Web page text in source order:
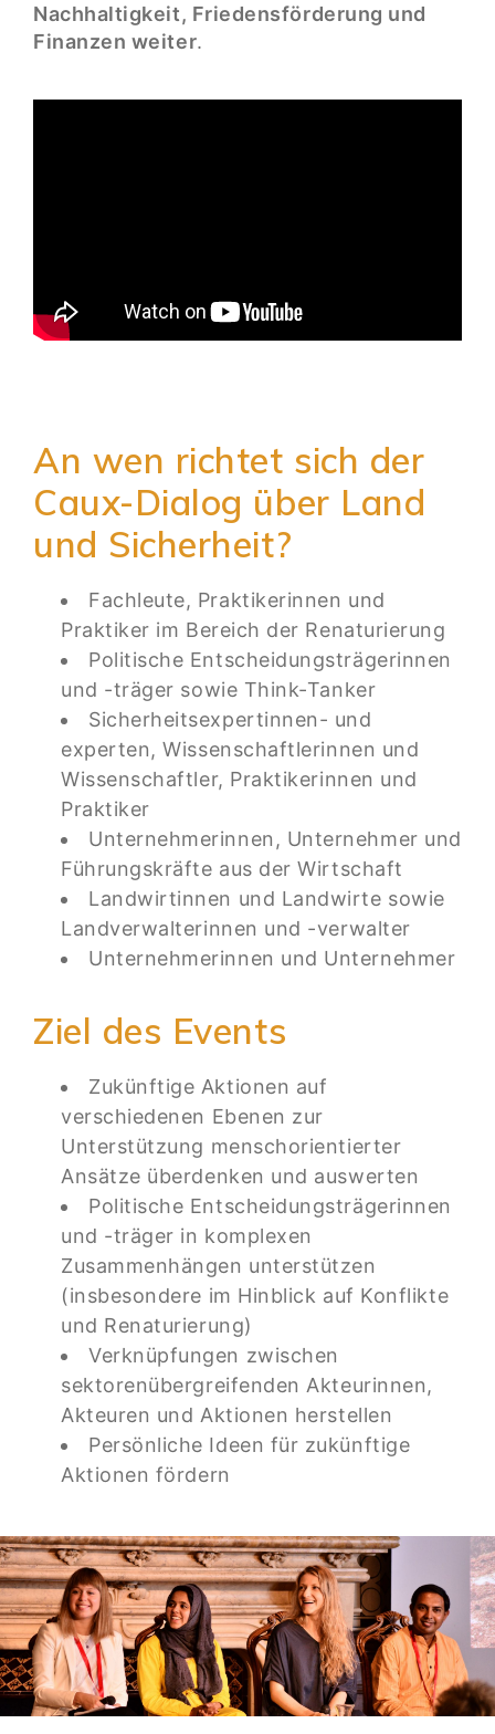
Nachhaltigkeit, Friedensförderung und
Finanzen weiter.
An wen richtet sich der
Caux-Dialog über Land
und Sicherheit?
Fachleute, Praktikerinnen und
Praktiker im Bereich der Renaturierung
Politische Entscheidungsträgerinnen
und -träger sowie Think-Tanker
Sicherheitsexpertinnen- und
experten, Wissenschaftlerinnen und
Wissenschaftler, Praktikerinnen und
Praktiker
Unternehmerinnen, Unternehmer und
Führungskräfte aus der Wirtschaft
Landwirtinnen und Landwirte sowie
Landverwalterinnen und -verwalter
Unternehmerinnen und Unternehmer
Ziel des Events
Zukünftige Aktionen auf
verschiedenen Ebenen zur
Unterstützung menschorientierter
Ansätze überdenken und auswerten
Politische Entscheidungsträgerinnen
und -träger in komplexen
Zusammenhängen unterstützen
(insbesondere im Hinblick auf Konflikte
und Renaturierung)
Verknüpfungen zwischen
sektorenübergreifenden Akteurinnen,
Akteuren und Aktionen herstellen
Persönliche Ideen für zukünftige
Aktionen fördern